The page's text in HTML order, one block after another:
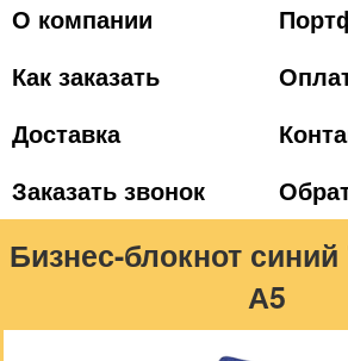
О компании
Как заказать
Доставка
Заказать звонок
Бизнес-блокнот
А5